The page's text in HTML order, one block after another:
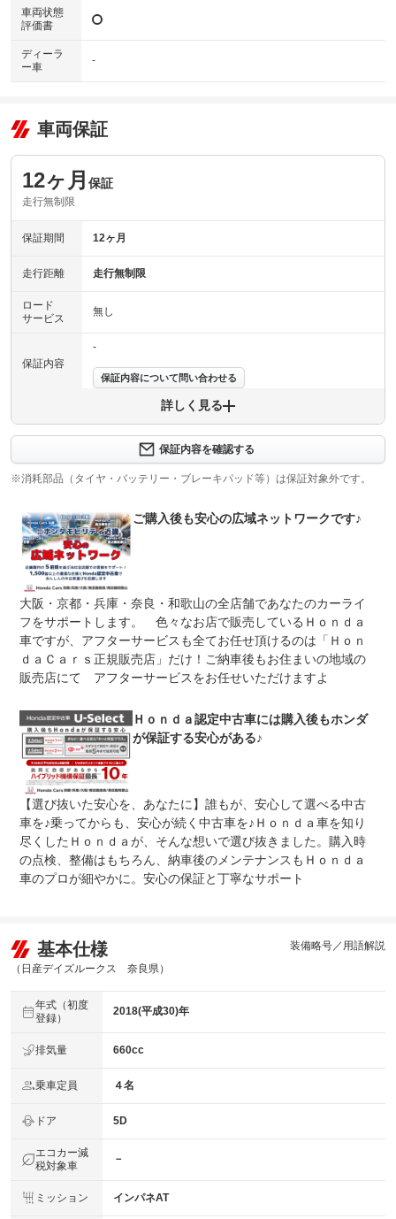
車両状態
評価書
ディーラ
ー車
-
車両保証
12ヶ月 保証
走行無制限
保証期間 12ヶ月
走行距離 走行無制限
ロード
サービス
無し
保証内容
-
保証内容について問い合わせる
上限金額
免責金 無し
保証修理
受付先
-
法定整備
整備付 法定12ヶ月または法定24ヶ月点検整備付
※車検なし・車検整備付の場合は法定24ヶ月点検整備付
※商用車は6ヶ月または12ヶ月点検整備付
法定整備
について
全車整備代金を車両本体価格に含んでおります。法定点検
整備または定期点検を実施し、点検記録簿を発行致しま
す。
詳しく見る
保証内容を確認する
※消耗部品（タイヤ・バッテリー・ブレーキパッド等）は保証対象外です。
ご購入後も安心の広域ネットワークです♪
大阪・京都・兵庫・奈良・和歌山の全店舗であなたのカーライ
フをサポートします。 色々なお店で販売しているＨｏｎｄａ
車ですが、アフターサービスも全てお任せ頂けるのは「Ｈｏｎ
ｄａＣａｒｓ正規販売店」だけ！ご納車後もお住まいの地域の
販売店にて アフターサービスをお任せいただけますよ
Ｈｏｎｄａ認定中古車には購入後もホンダ
が保証する安心がある♪
【選び抜いた安心を、あなたに】誰もが、安心して選べる中古
車を♪乗ってからも、安心が続く中古車を♪Ｈｏｎｄａ車を知り
尽くしたＨｏｎｄａが、そんな想いで選び抜きました。購入時
の点検、整備はもちろん、納車後のメンテナンスもＨｏｎｄａ
車のプロが細やかに。安心の保証と丁寧なサポート
基本仕様
（日産デイズルークス 奈良県）
装備略号／用語解説
年式（初度
登録）
2018(平成30)年
排気量 660cc
乗車定員 ４名
ドア 5D
エコカー減
税対象車
－
ミッション インパネAT